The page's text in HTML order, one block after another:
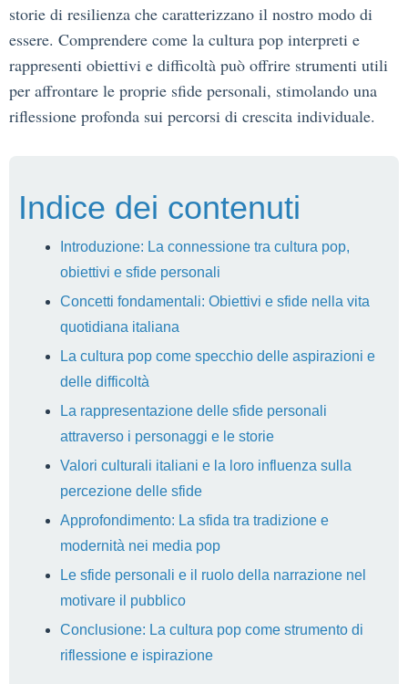
storie di resilienza che caratterizzano il nostro modo di
essere. Comprendere come la cultura pop interpreti e
rappresenti obiettivi e difficoltà può offrire strumenti utili
per affrontare le proprie sfide personali, stimolando una
riflessione profonda sui percorsi di crescita individuale.
Indice dei contenuti
Introduzione: La connessione tra cultura pop,
obiettivi e sfide personali
Concetti fondamentali: Obiettivi e sfide nella vita
quotidiana italiana
La cultura pop come specchio delle aspirazioni e
delle difficoltà
La rappresentazione delle sfide personali
attraverso i personaggi e le storie
Valori culturali italiani e la loro influenza sulla
percezione delle sfide
Approfondimento: La sfida tra tradizione e
modernità nei media pop
Le sfide personali e il ruolo della narrazione nel
motivare il pubblico
Conclusione: La cultura pop come strumento di
riflessione e ispirazione